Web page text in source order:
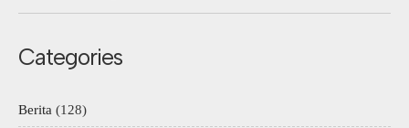
Categories
Berita (128)